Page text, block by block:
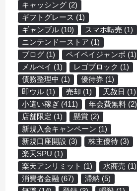
キャッシング (2)
ギフトグレース (1)
ギャンブル (10) スマホ転売 (1)
ニンテンドーストア (1)
ブログ (1) ペイペイジャンボ (1)
メルぺイ (1) レゴブロック (1)
債務整理中 (1) 優待券 (1)
即ウル (1) 売却 (1) 天赦日 (1)
小遣い稼ぎ (411) 年会費無料 (2)
店舗限定 (1) 懸賞 (2)
新規入会キャンペーン (1)
新規口座開設 (3) 株主優待 (3)
楽天SPU (1)
楽天アンリミット (1) 水商売 (1)
消費者金融 (67) 滞納 (5)